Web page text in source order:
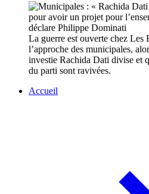
La guerre est ouverte chez Les
l’approche des municipales,
investie Rachida Dati divise et
du parti sont ravivées.
Accueil